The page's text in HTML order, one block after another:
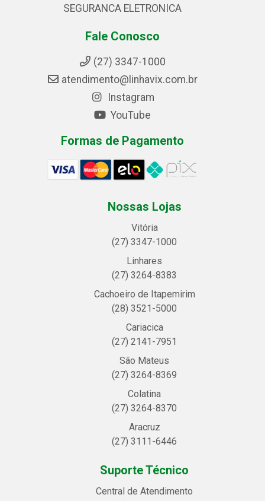
SEGURANCA ELETRONICA
Fale Conosco
(27) 3347-1000
atendimento@linhavix.com.br
Instagram
YouTube
Formas de Pagamento
Nossas Lojas
Vitória
(27) 3347-1000
Linhares
(27) 3264-8383
Cachoeiro de Itapemirim
(28) 3521-5000
Cariacica
(27) 2141-7951
São Mateus
(27) 3264-8369
Colatina
(27) 3264-8370
Aracruz
(27) 3111-6446
Suporte Técnico
Central de Atendimento